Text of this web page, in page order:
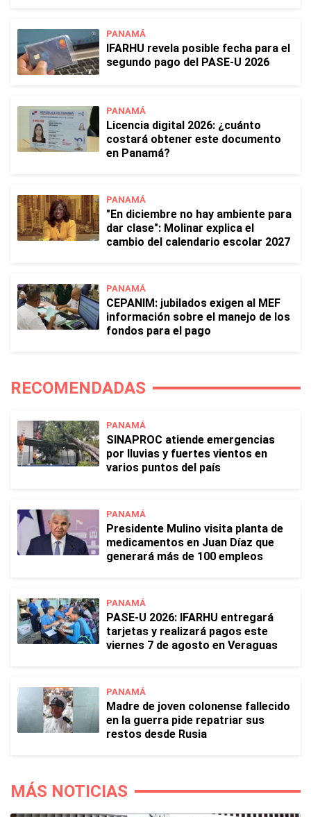
PANAMÁ
IFARHU revela posible fecha para el
segundo pago del PASE-U 2026
PANAMÁ
Licencia digital 2026: ¿cuánto
costará obtener este documento
en Panamá?
PANAMÁ
"En diciembre no hay ambiente para
dar clase": Molinar explica el
cambio del calendario escolar 2027
PANAMÁ
CEPANIM: jubilados exigen al MEF
información sobre el manejo de los
fondos para el pago
RECOMENDADAS
PANAMÁ
SINAPROC atiende emergencias
por lluvias y fuertes vientos en
varios puntos del país
PANAMÁ
Presidente Mulino visita planta de
medicamentos en Juan Díaz que
generará más de 100 empleos
PANAMÁ
PASE-U 2026: IFARHU entregará
tarjetas y realizará pagos este
viernes 7 de agosto en Veraguas
PANAMÁ
Madre de joven colonense fallecido
en la guerra pide repatriar sus
restos desde Rusia
MÁS NOTICIAS